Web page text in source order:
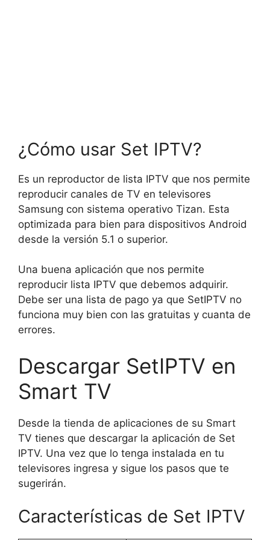
¿Cómo usar Set IPTV?
Es un reproductor de lista IPTV que nos permite
reproducir canales de TV en televisores
Samsung con sistema operativo Tizan. Esta
optimizada para bien para dispositivos Android
desde la versión 5.1 o superior.
Una buena aplicación que nos permite
reproducir lista IPTV que debemos adquirir.
Debe ser una lista de pago ya que SetIPTV no
funciona muy bien con las gratuitas y cuanta de
errores.
Descargar SetIPTV en
Smart TV
Desde la tienda de aplicaciones de su Smart
TV tienes que descargar la aplicación de Set
IPTV. Una vez que lo tenga instalada en tu
televisores ingresa y sigue los pasos que te
sugerirán.
Características de Set IPTV